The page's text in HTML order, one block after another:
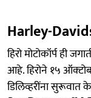
Harley-
हिरो मोटोकॉर्प ही
आहे. हिरोने १५
डिलिव्‍हरींना सुरूवात